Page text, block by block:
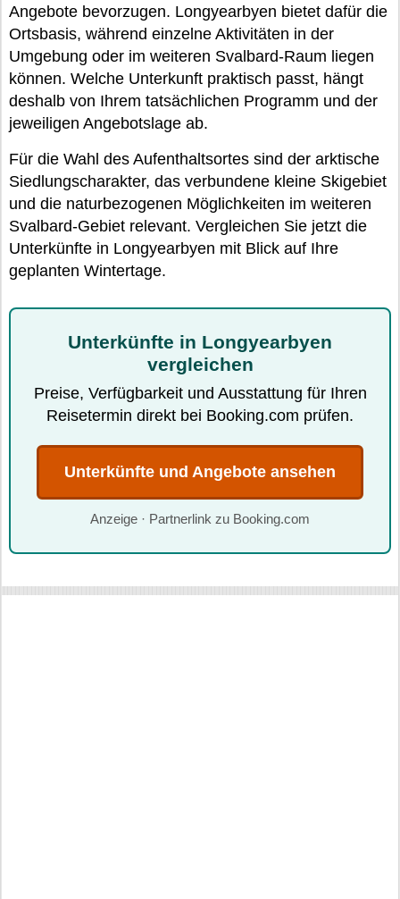
Angebote bevorzugen. Longyearbyen bietet dafür die
Ortsbasis, während einzelne Aktivitäten in der
Umgebung oder im weiteren Svalbard-Raum liegen
können. Welche Unterkunft praktisch passt, hängt
deshalb von Ihrem tatsächlichen Programm und der
jeweiligen Angebotslage ab.
Für die Wahl des Aufenthaltsortes sind der arktische
Siedlungscharakter, das verbundene kleine Skigebiet
und die naturbezogenen Möglichkeiten im weiteren
Svalbard-Gebiet relevant. Vergleichen Sie jetzt die
Unterkünfte in Longyearbyen mit Blick auf Ihre
geplanten Wintertage.
Unterkünfte in Longyearbyen
vergleichen
Preise, Verfügbarkeit und Ausstattung für Ihren
Reisetermin direkt bei Booking.com prüfen.
Unterkünfte und Angebote ansehen
Anzeige · Partnerlink zu Booking.com